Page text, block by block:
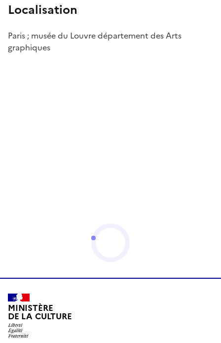
Localisation
Paris ; musée du Louvre département des Arts
graphiques
MINISTÈRE
DE LA CULTURE